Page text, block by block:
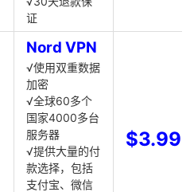
证
Nord VPN
√使用双重数据
加密
√全球60多个
国家4000多台
服务器
√提供大量的付
款选择，包括
支付宝、微信
$3.99